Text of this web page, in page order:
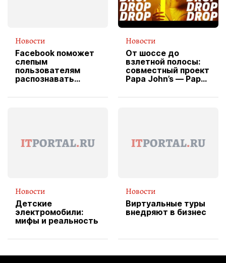
Новости
Facebook поможет
слепым
пользователям
распознавать
Новости
От шоссе до
взлетной полосы:
совместный проект
Papa John’s — Papa
вводит
Новости
Детские
электромобили:
мифы и реальность
Новости
Виртуальные туры
внедряют в бизнес